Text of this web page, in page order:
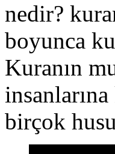
nedir?
boyunca
Kuranın
birçok